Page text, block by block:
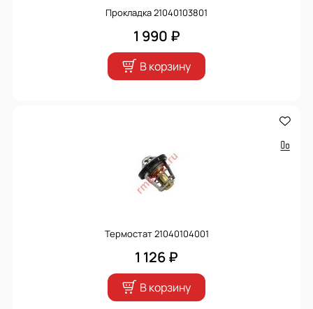
Прокладка 21040103801
1 990 ₽
В корзину
Термостат 21040104001
1 126 ₽
В корзину